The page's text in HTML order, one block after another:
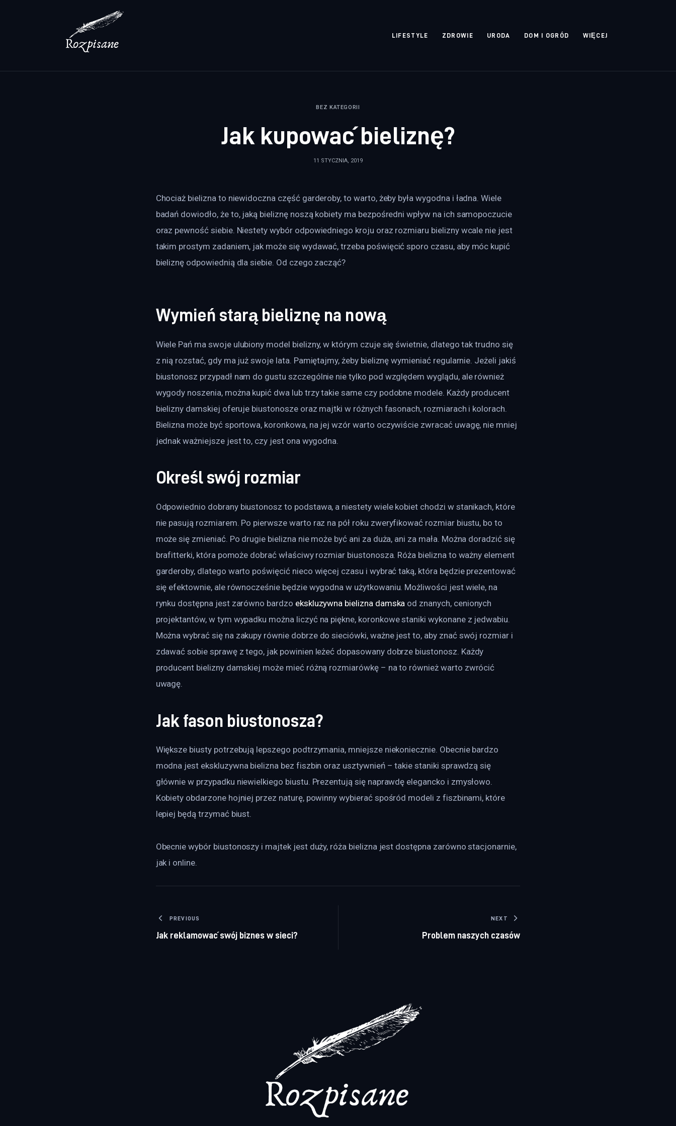
LIFESTYLE ZDROWIE URODA DOM I OGRÓD WIĘCEJ
BEZ KATEGORII
Jak kupować bieliznę?
11 STYCZNIA, 2019
Chociaż bielizna to niewidoczna część garderoby, to warto, żeby była wygodna i ładna. Wiele
badań dowiodło, że to, jaką bieliznę noszą kobiety ma bezpośredni wpływ na ich samopoczucie
oraz pewność siebie. Niestety wybór odpowiedniego kroju oraz rozmiaru bielizny wcale nie jest
takim prostym zadaniem, jak może się wydawać, trzeba poświęcić sporo czasu, aby móc kupić
bieliznę odpowiednią dla siebie. Od czego zacząć?
Wymień starą bieliznę na nową
Wiele Pań ma swoje ulubiony model bielizny, w którym czuje się świetnie, dlatego tak trudno się
z nią rozstać, gdy ma już swoje lata. Pamiętajmy, żeby bieliznę wymieniać regularnie. Jeżeli jakiś
biustonosz przypadł nam do gustu szczególnie nie tylko pod względem wyglądu, ale również
wygody noszenia, można kupić dwa lub trzy takie same czy podobne modele. Każdy producent
bielizny damskiej oferuje biustonosze oraz majtki w różnych fasonach, rozmiarach i kolorach.
Bielizna może być sportowa, koronkowa, na jej wzór warto oczywiście zwracać uwagę, nie mniej
jednak ważniejsze jest to, czy jest ona wygodna.
Określ swój rozmiar
Odpowiednio dobrany biustonosz to podstawa, a niestety wiele kobiet chodzi w stanikach, które
nie pasują rozmiarem. Po pierwsze warto raz na pół roku zweryfikować rozmiar biustu, bo to
może się zmieniać. Po drugie bielizna nie może być ani za duża, ani za mała. Można doradzić się
brafitterki, która pomoże dobrać właściwy rozmiar biustonosza. Róża bielizna to ważny element
garderoby, dlatego warto poświęcić nieco więcej czasu i wybrać taką, która będzie prezentować
się efektownie, ale równocześnie będzie wygodna w użytkowaniu. Możliwości jest wiele, na
rynku dostępna jest zarówno bardzo ekskluzywna bielizna damska od znanych, cenionych
projektantów, w tym wypadku można liczyć na piękne, koronkowe staniki wykonane z jedwabiu.
Można wybrać się na zakupy równie dobrze do sieciówki, ważne jest to, aby znać swój rozmiar i
zdawać sobie sprawę z tego, jak powinien leżeć dopasowany dobrze biustonosz. Każdy
producent bielizny damskiej może mieć różną rozmiarówkę – na to również warto zwrócić
uwagę.
Jak fason biustonosza?
Większe biusty potrzebują lepszego podtrzymania, mniejsze niekoniecznie. Obecnie bardzo
modna jest ekskluzywna bielizna bez fiszbin oraz usztywnień – takie staniki sprawdzą się
głównie w przypadku niewielkiego biustu. Prezentują się naprawdę elegancko i zmysłowo.
Kobiety obdarzone hojniej przez naturę, powinny wybierać spośród modeli z fiszbinami, które
lepiej będą trzymać biust.
Obecnie wybór biustonoszy i majtek jest duży, róża bielizna jest dostępna zarówno stacjonarnie,
jak i online.
Nawigacja wpisu
PREVIOUS
Jak reklamować swój biznes w sieci?
NEXT
Problem naszych czasów